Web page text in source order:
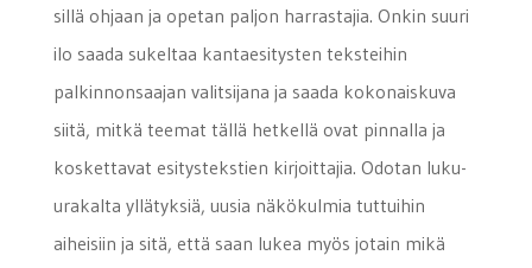
sillä ohjaan ja opetan paljon harrastajia. Onkin suuri
ilo saada sukeltaa kantaesitysten teksteihin
palkinnonsaajan valitsijana ja saada kokonaiskuva
siitä, mitkä teemat tällä hetkellä ovat pinnalla ja
koskettavat esitystekstien kirjoittajia. Odotan luku-
urakalta yllätyksiä, uusia näkökulmia tuttuihin
aiheisiin ja sitä, että saan lukea myös jotain mikä